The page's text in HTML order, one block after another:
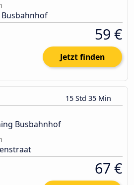
59 €
Jetzt finden
15 Std 35 Min
Busbahnhof
67 €